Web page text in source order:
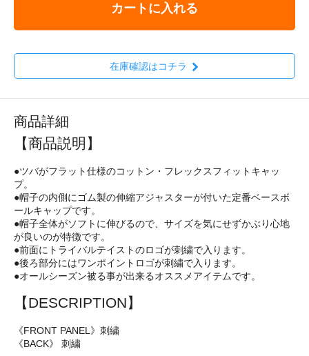
カートに入れる
在庫確認はコチラ
商品詳細
【商品説明】
●ツバがフラット仕様のコットン・フレックスフィットキャッ
プ。
●帽子の内側にゴム製の伸縮アジャスターが付いた定番ベースボ
ールキャップです。
●帽子全体がソフトに伸びるので、サイズを気にせずかぶり心地
が良いのが特徴です。
●前面にトライバルテイストのロゴが刺繍で入ります。
●後ろ部分にはワンポイントロゴが刺繍で入ります。
●オールシーズン被る事が出来るオススメアイテムです。
【DESCRIPTION】
《FRONT PANEL》刺繍
《BACK》 刺繍